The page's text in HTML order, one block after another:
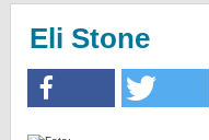
Eli Stone